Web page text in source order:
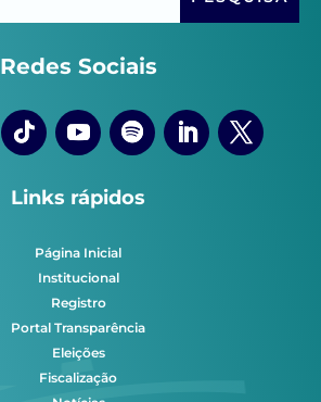
Redes Sociais
Links rápidos
Página Inicial
Institucional
Registro
Portal Transparência
Eleições
Fiscalização